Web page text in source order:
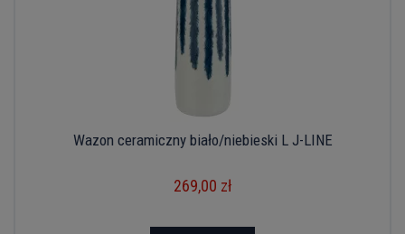
Wazon ceramiczny biało/niebieski L J-LINE
269,00 zł